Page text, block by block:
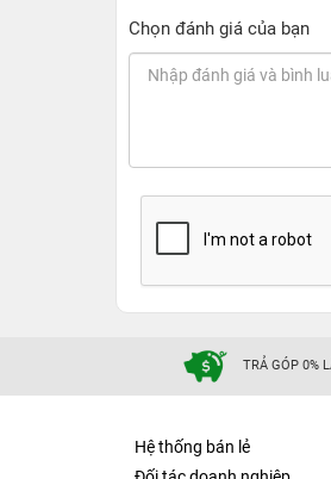
Chọn đánh giá của bạn
TRẢ GÓP 0%
Hệ thống bán lẻ